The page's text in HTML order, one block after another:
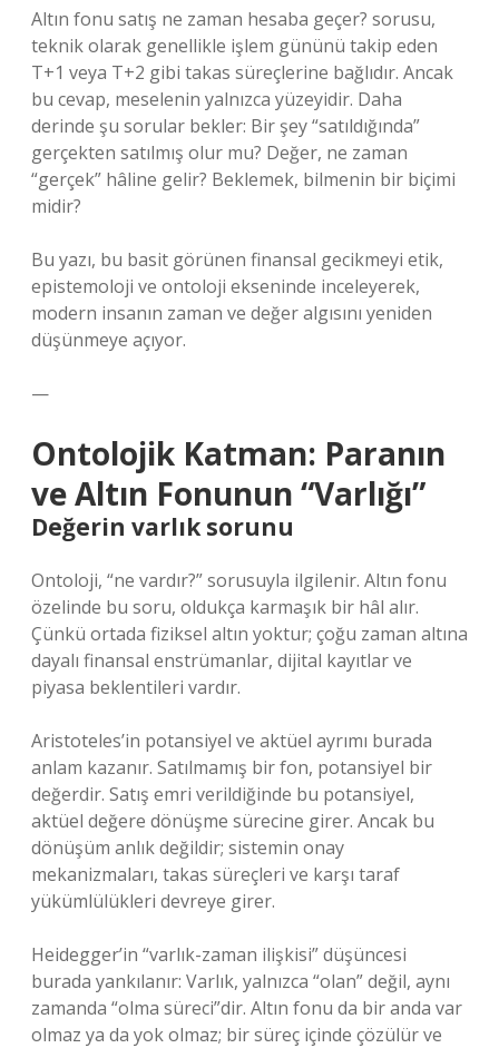
Altın fonu satış ne zaman hesaba geçer? sorusu,
teknik olarak genellikle işlem gününü takip eden
T+1 veya T+2 gibi takas süreçlerine bağlıdır. Ancak
bu cevap, meselenin yalnızca yüzeyidir. Daha
derinde şu sorular bekler: Bir şey “satıldığında”
gerçekten satılmış olur mu? Değer, ne zaman
“gerçek” hâline gelir? Beklemek, bilmenin bir biçimi
midir?
Bu yazı, bu basit görünen finansal gecikmeyi etik,
epistemoloji ve ontoloji ekseninde inceleyerek,
modern insanın zaman ve değer algısını yeniden
düşünmeye açıyor.
—
Ontolojik Katman: Paranın
ve Altın Fonunun “Varlığı”
Değerin varlık sorunu
Ontoloji, “ne vardır?” sorusuyla ilgilenir. Altın fonu
özelinde bu soru, oldukça karmaşık bir hâl alır.
Çünkü ortada fiziksel altın yoktur; çoğu zaman altına
dayalı finansal enstrümanlar, dijital kayıtlar ve
piyasa beklentileri vardır.
Aristoteles’in potansiyel ve aktüel ayrımı burada
anlam kazanır. Satılmamış bir fon, potansiyel bir
değerdir. Satış emri verildiğinde bu potansiyel,
aktüel değere dönüşme sürecine girer. Ancak bu
dönüşüm anlık değildir; sistemin onay
mekanizmaları, takas süreçleri ve karşı taraf
yükümlülükleri devreye girer.
Heidegger’in “varlık-zaman ilişkisi” düşüncesi
burada yankılanır: Varlık, yalnızca “olan” değil, aynı
zamanda “olma süreci”dir. Altın fonu da bir anda var
olmaz ya da yok olmaz; bir süreç içinde çözülür ve